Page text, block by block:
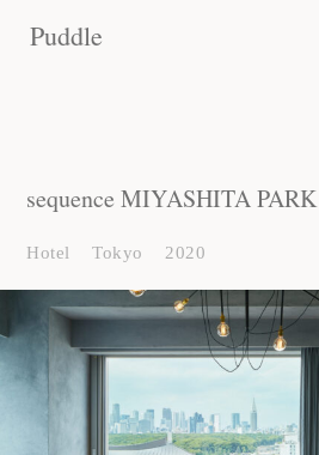
Puddle
Puddle
Puddle
sequence MIYASHITA PARK
Hotel Tokyo 2020